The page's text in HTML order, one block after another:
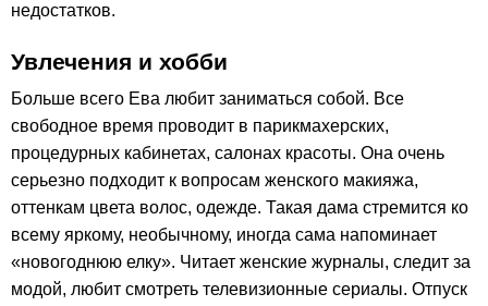
недостатков.
Увлечения и хобби
Больше всего Ева любит заниматься собой. Все
свободное время проводит в парикмахерских,
процедурных кабинетах, салонах красоты. Она очень
серьезно подходит к вопросам женского макияжа,
оттенкам цвета волос, одежде. Такая дама стремится ко
всему яркому, необычному, иногда сама напоминает
«новогоднюю елку». Читает женские журналы, следит за
модой, любит смотреть телевизионные сериалы. Отпуск